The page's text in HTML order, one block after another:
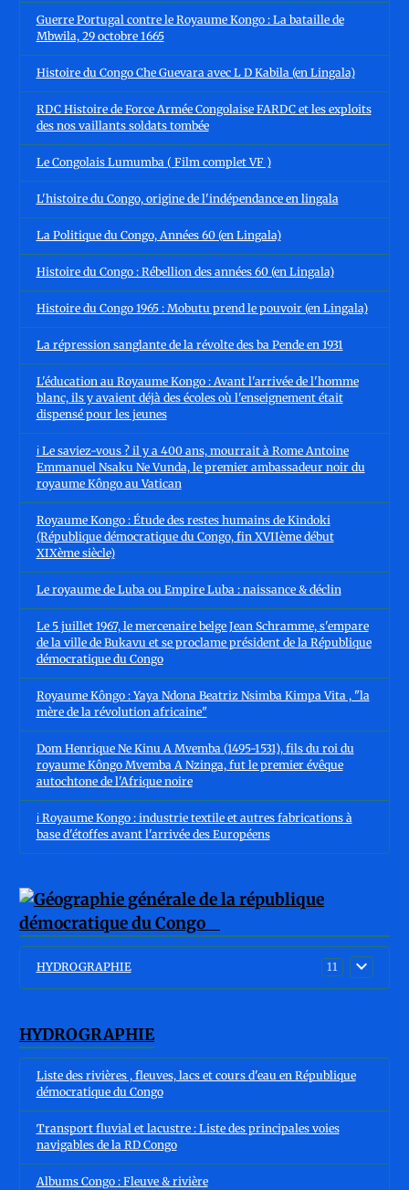
Guerre Portugal contre le Royaume Kongo : La bataille de
Mbwila, 29 octobre 1665
Histoire du Congo Che Guevara avec L D Kabila (en Lingala)
RDC Histoire de Force Armée Congolaise FARDC et les exploits
des nos vaillants soldats tombée
Le Congolais Lumumba ( Film complet VF )
L'histoire du Congo, origine de l'indépendance en lingala
La Politique du Congo, Années 60 (en Lingala)
Histoire du Congo : Rébellion des années 60 (en Lingala)
Histoire du Congo 1965 : Mobutu prend le pouvoir (en Lingala)
La répression sanglante de la révolte des ba Pende en 1931
L'éducation au Royaume Kongo : Avant l'arrivée de l'homme
blanc, ils y avaient déjà des écoles où l'enseignement était
dispensé pour les jeunes
ℹ️ Le saviez-vous ? il y a 400 ans, mourrait à Rome Antoine
Emmanuel Nsaku Ne Vunda, le premier ambassadeur noir du
royaume Kôngo au Vatican
Royaume Kongo : Étude des restes humains de Kindoki
(République démocratique du Congo, fin XVIIème début
XIXème siècle)
Le royaume de Luba ou Empire Luba : naissance & déclin
Le 5 juillet 1967, le mercenaire belge Jean Schramme, s'empare
de la ville de Bukavu et se proclame président de la République
démocratique du Congo
Royaume Kôngo : Yaya Ndona Beatriz Nsimba Kimpa Vita , "la
mère de la révolution africaine"
Dom Henrique Ne Kinu A Mvemba (1495-1531), fils du roi du
royaume Kôngo Mvemba A Nzinga, fut le premier évêque
autochtone de l'Afrique noire
ℹ️ Royaume Kongo : industrie textile et autres fabrications à
base d'étoffes avant l'arrivée des Européens
HYDROGRAPHIE 11
HYDROGRAPHIE
Liste des rivières , fleuves, lacs et cours d'eau en République
démocratique du Congo
Transport fluvial et lacustre : Liste des principales voies
navigables de la RD Congo
Albums Congo : Fleuve & rivière